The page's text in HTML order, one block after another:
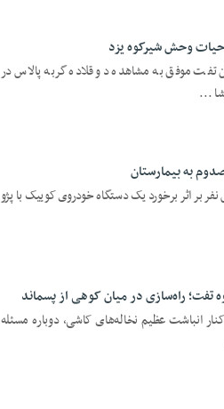
حیات وحش شیرکوه یزد
موفق به مشاهده دو قلاده گربه پالاس در
...
بر اثر برخورد یک دستگاه خودروی کوییک با پژو
راه‌سازی در میان کوهی از پسماند
انباشت عظیم نخاله‌های کاشی، دوباره مسئله